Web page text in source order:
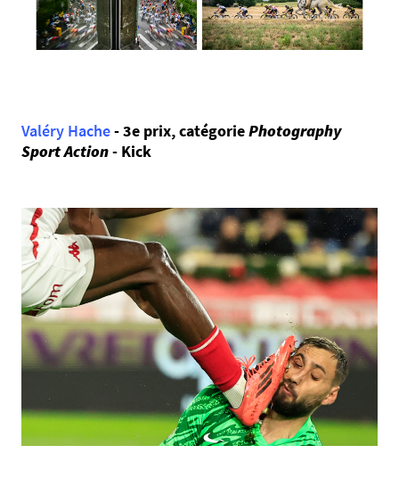
Valéry Hache- 3e prix, catégoriePhotography
Sport Action- Kick